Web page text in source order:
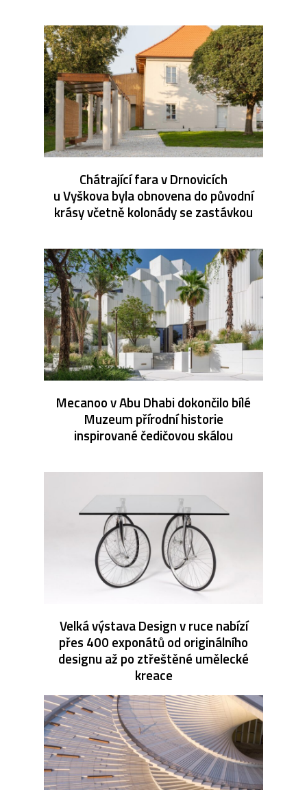
Chátrající fara v Drnovicích
u Vyškova byla obnovena do původní
krásy včetně kolonády se zastávkou
Mecanoo v Abu Dhabi dokončilo bílé
Muzeum přírodní historie
inspirované čedičovou skálou
Velká výstava Design v ruce nabízí
přes 400 exponátů od originálního
designu až po ztřeštěné umělecké
kreace